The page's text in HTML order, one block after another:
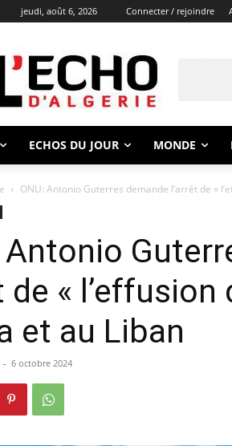
jeudi, août 6, 2026 Connecter / rejoindre
ECHOS DU JOUR MONDE
ONU: Antonio Guterres demande l’arrêt de «
Antonio
de «
et au Liban
- 6 octobre 2024